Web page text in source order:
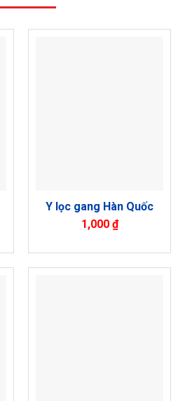
Y lọc gang Hàn Quốc
1,000 ₫